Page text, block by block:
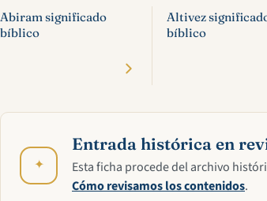
Abiram significado
bíblico
Altivez
bíblico
✦
Entrada histórica en
Esta ficha procede del archivo
Cómo revisamos los contenidos.